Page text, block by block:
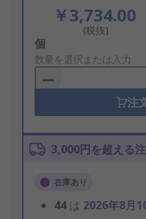
￥3,734.00
(税抜)
Add
to
Basket
個
数量を選択または入力
注
3,000円を超える
在庫あり
44は 2026年8月